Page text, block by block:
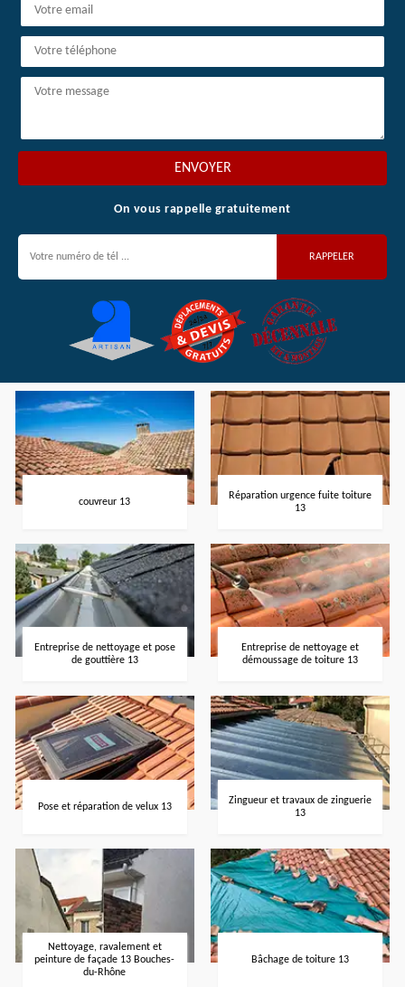
On vous rappelle gratuitement
couvreur 13
Réparation urgence fuite toiture
13
Entreprise de nettoyage et pose
de gouttière 13
Entreprise de nettoyage et
démoussage de toiture 13
Pose et réparation de velux 13
Zingueur et travaux de zinguerie
13
Nettoyage, ravalement et
peinture de façade 13 Bouches-
du-Rhône
Bâchage de toiture 13